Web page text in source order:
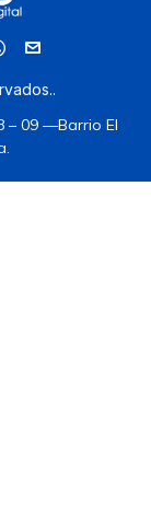
.
– 09 —Barrio El